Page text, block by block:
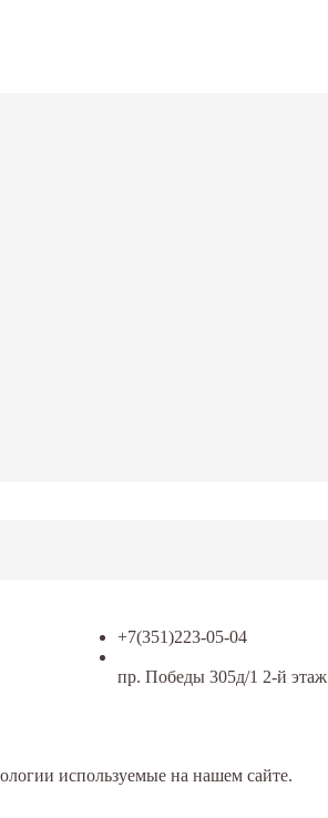
+7(351)223-05-04
пр. Победы 305д/1 2-й этаж
используемые на нашем сайте.